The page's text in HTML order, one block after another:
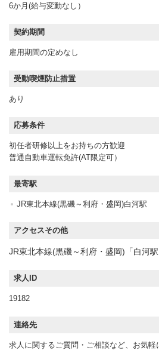
6か月(給与変動なし）
契約期間
雇用期間の定めなし
受動喫煙防止措置
あり
応募条件
初任者研修以上をお持ちの方歓迎
普通自動車運転免許(AT限定可）
最寄駅
JR東北本線(黒磯～利府・盛岡)白河駅
アクセスその他
JR東北本線(黒磯～利府・盛岡)「白河
求人ID
19182
連絡先
求人に関するご質問・ご相談など、お気軽